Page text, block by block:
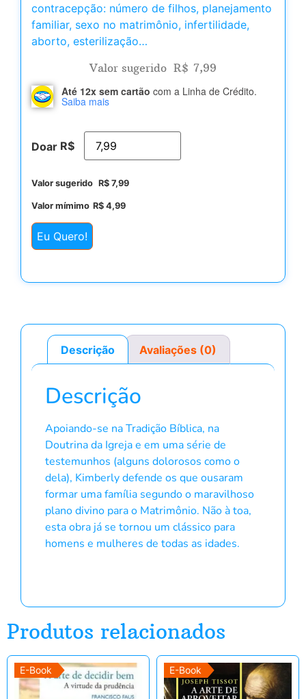
contracepção: número de filhos, planejamento
familiar, sexo no matrimônio, infertilidade,
aborto, esterilização…
Valor sugerido R$ 7,99
Até 12x sem cartão com a Linha de Crédito.
Saiba mais
Doar R$
Valor sugerido R$ 7,99
Valor mímimo R$ 4,99
Eu Quero!
Descrição Avaliações (0)
Descrição
Apoiando-se na Tradição Bíblica, na
Doutrina da Igreja e em uma série de
testemunhos (alguns dolorosos como o
dela), Kimberly defende os que ousaram
formar uma família segundo o maravilhoso
plano divino para o Matrimônio. Não à toa,
esta obra já se tornou um clássico para
homens e mulheres de todas as idades.
Produtos relacionados
E-Book E-Book